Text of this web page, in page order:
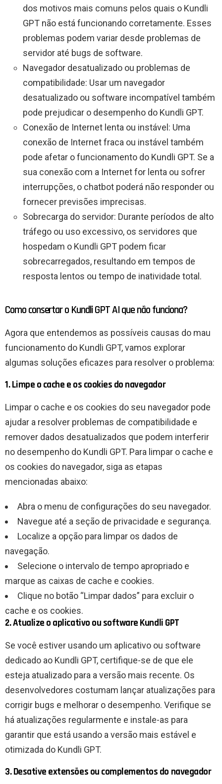
dos motivos mais comuns pelos quais o Kundli
GPT não está funcionando corretamente. Esses
problemas podem variar desde problemas de
servidor até bugs de software.
Navegador desatualizado ou problemas de
compatibilidade: Usar um navegador
desatualizado ou software incompatível também
pode prejudicar o desempenho do Kundli GPT.
Conexão de Internet lenta ou instável: Uma
conexão de Internet fraca ou instável também
pode afetar o funcionamento do Kundli GPT. Se a
sua conexão com a Internet for lenta ou sofrer
interrupções, o chatbot poderá não responder ou
fornecer previsões imprecisas.
Sobrecarga do servidor: Durante períodos de alto
tráfego ou uso excessivo, os servidores que
hospedam o Kundli GPT podem ficar
sobrecarregados, resultando em tempos de
resposta lentos ou tempo de inatividade total.
Como consertar o Kundli GPT AI que não funciona?
Agora que entendemos as possíveis causas do mau
funcionamento do Kundli GPT, vamos explorar
algumas soluções eficazes para resolver o problema:
1. Limpe o cache e os cookies do navegador
Limpar o cache e os cookies do seu navegador pode
ajudar a resolver problemas de compatibilidade e
remover dados desatualizados que podem interferir
no desempenho do Kundli GPT. Para limpar o cache e
os cookies do navegador, siga as etapas
mencionadas abaixo:
Abra o menu de configurações do seu navegador.
Navegue até a seção de privacidade e segurança.
Localize a opção para limpar os dados de
navegação.
Selecione o intervalo de tempo apropriado e
marque as caixas de cache e cookies.
Clique no botão “Limpar dados” para excluir o
cache e os cookies.
2. Atualize o aplicativo ou software Kundli GPT
Se você estiver usando um aplicativo ou software
dedicado ao Kundli GPT, certifique-se de que ele
esteja atualizado para a versão mais recente. Os
desenvolvedores costumam lançar atualizações para
corrigir bugs e melhorar o desempenho. Verifique se
há atualizações regularmente e instale-as para
garantir que está usando a versão mais estável e
otimizada do Kundli GPT.
3. Desative extensões ou complementos do navegador